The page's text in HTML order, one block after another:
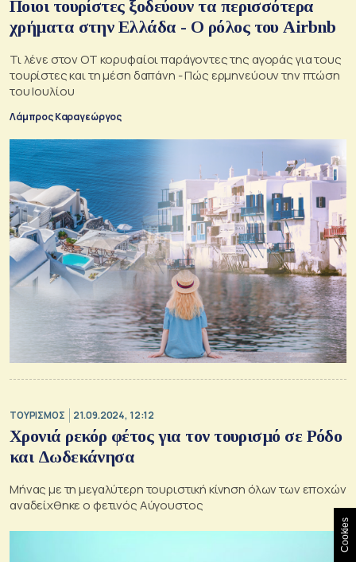
Ποιοι τουρίστες ξοδεύουν τα περισσότερα
χρήματα στην Ελλάδα - Ο ρόλος του Airbnb
Τι λένε στον ΟΤ κορυφαίοι παράγοντες της αγοράς για τους
τουρίστες και τη μέση δαπάνη - Πώς ερμηνεύουν την πτώση
του Ιουλίου
Λάμπρος Καραγεώργος
ΤΟΥΡΙΣΜΟΣ 21.09.2024, 12:12
Χρονιά ρεκόρ φέτος για τον τουρισμό σε Ρόδο
και Δωδεκάνησα
Mήνας με τη μεγαλύτερη τουριστική κίνηση όλων των εποχών
αναδείχθηκε ο φετινός Αύγουστος
Cookies